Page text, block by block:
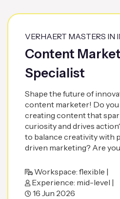
VERHAERT MASTERS IN
Content
Specialist
Shape the future of
content marketer! Do you
creating content that
curiosity and drives
to balance creativity with
driven marketing? Are
Workspace: flexible |
Experience: mid-level |
16 Jun 2026